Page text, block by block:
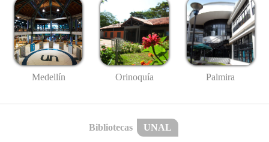
Medellín Orinoquía Palmira
Bibliotecas UNAL